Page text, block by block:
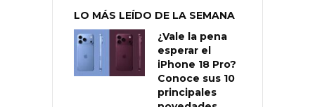
LO MÁS LEÍDO DE LA SEMANA
¿Vale la pena
esperar el
iPhone 18 Pro?
Conoce sus 10
principales